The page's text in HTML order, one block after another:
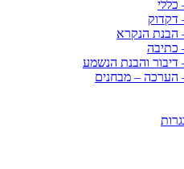
כללי
דקדוק
הבנת הנקרא
כתיבה
דיבור והבנת הנשמע
הערכה – מבחנים